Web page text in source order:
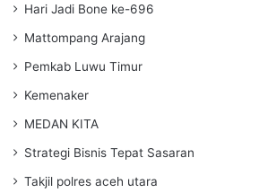
Hari Jadi Bone ke-696
Mattompang Arajang
Pemkab Luwu Timur
Kemenaker
MEDAN KITA
Strategi Bisnis Tepat Sasaran
Takjil polres aceh utara